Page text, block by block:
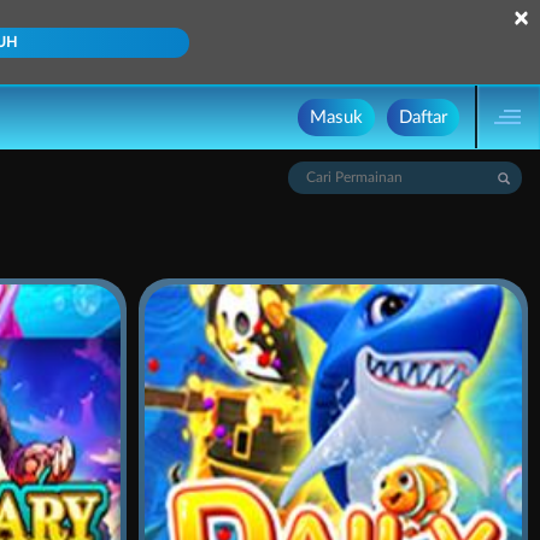
×
Masuk Daftar